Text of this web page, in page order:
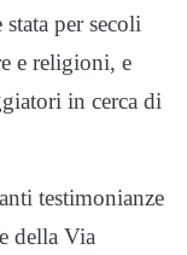
per secoli
e religioni, e
in cerca di
testimonianze
della Via